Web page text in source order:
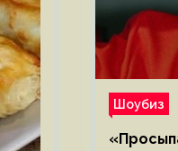
Шоубиз